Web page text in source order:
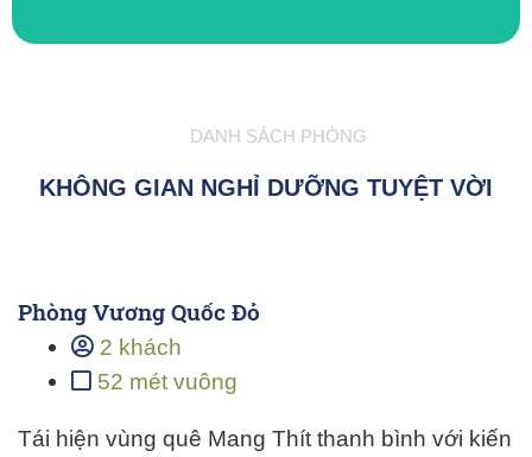
DANH SÁCH PHÒNG
KHÔNG GIAN NGHỈ DƯỠNG TUYỆT VỜI
Phòng Vương Quốc Đỏ
2 khách
52 mét vuông
Tái hiện vùng quê Mang Thít thanh bình với kiến